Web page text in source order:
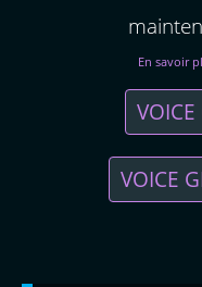
En savoir
VOICE
VOICE